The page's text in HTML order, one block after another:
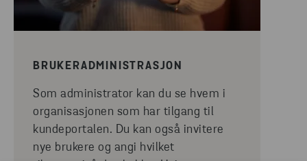
BRUKERADMINISTRASJON
Som administrator kan du se hvem i
organisasjonen som har tilgang til
kundeportalen. Du kan også invitere
nye brukere og angi hvilket